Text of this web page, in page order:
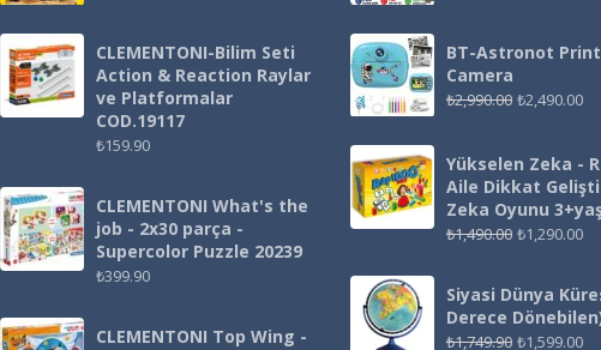
CLEMENTONI-Bilim Seti
Action & Reaction Raylar
ve Platformalar
COD.19117
₺159.90
CLEMENTONI What's the
job - 2x30 parça -
Supercolor Puzzle 20239
₺399.90
CLEMENTONI Top Wing -
BT-Astronot Print
Camera
₺2,990.00 ₺2,490.00
Yükselen Zeka -
Aile Dikkat
Zeka Oyunu
₺1,490.00 ₺1,290.00
Siyasi Dünya
Derece
₺1,749.90 ₺1,599.00